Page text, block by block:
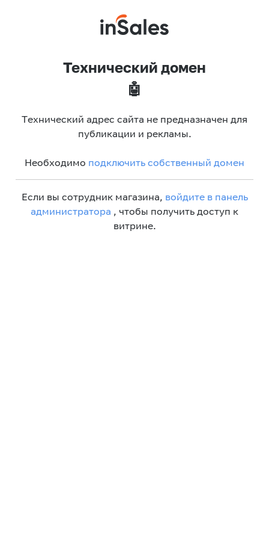
Технический домен
🤖
Технический адрес сайта не предназначен для
публикации и рекламы.
Необходимо подключить собственный домен
Если вы сотрудник магазина, войдите в панель
администратора , чтобы получить доступ к
витрине.